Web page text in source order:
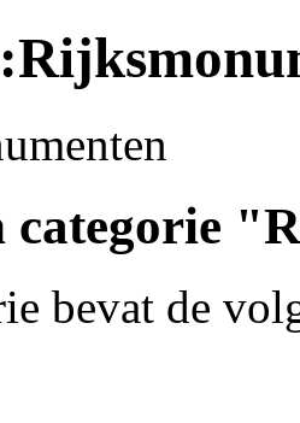
categorie
bevat de